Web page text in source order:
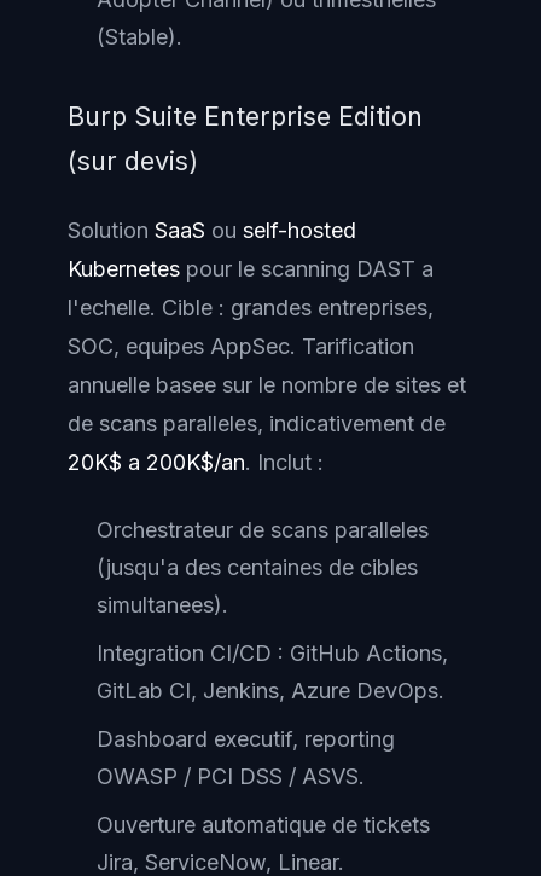
(Stable).
Burp Suite Enterprise Edition
(sur devis)
Solution SaaS ou self-hosted
Kubernetes pour le scanning DAST a
l'echelle. Cible : grandes entreprises,
SOC, equipes AppSec. Tarification
annuelle basee sur le nombre de sites et
de scans paralleles, indicativement de
20K$ a 200K$/an. Inclut :
Orchestrateur de scans paralleles
(jusqu'a des centaines de cibles
simultanees).
Integration CI/CD : GitHub Actions,
GitLab CI, Jenkins, Azure DevOps.
Dashboard executif, reporting
OWASP / PCI DSS / ASVS.
Ouverture automatique de tickets
Jira, ServiceNow, Linear.